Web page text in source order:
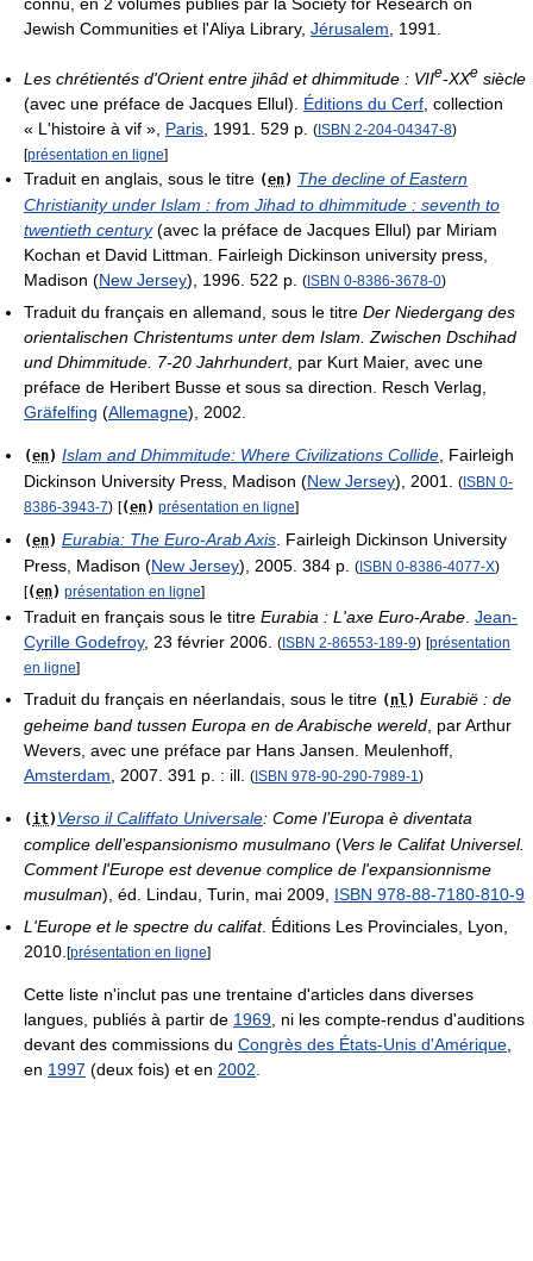
Jewish Communities et l'Aliya Library, Jérusalem , 1991.
Les chrétientés d'Orient entre jihâd et dhimmitude : VIIe-XXe siècle
(avec une préface de Jacques Ellul). Éditions du Cerf , collection
« L'histoire à vif », Paris , 1991. 529 p. (ISBN 2-204-04347-8)
[présentation en ligne]
Traduit en anglais, sous le titre (en) The decline of Eastern
Christianity under Islam : from Jihad to dhimmitude : seventh to
twentieth century(avec la préface de Jacques Ellul) par Miriam
Kochan et David Littman. Fairleigh Dickinson university press,
Madison (New Jersey), 1996. 522 p. (ISBN 0-8386-3678-0)
Traduit du français en allemand, sous le titre Der Niedergang des
orientalischen Christentums unter dem Islam. Zwischen Dschihad
und Dhimmitude. 7-20 Jahrhundert, par Kurt Maier, avec une
préface de Heribert Busse et sous sa direction. Resch Verlag,
Gräfelfing (Allemagne), 2002.
(en) Islam and Dhimmitude: Where Civilizations Collide , Fairleigh
Dickinson University Press, Madison (New Jersey), 2001. (ISBN 0-
8386-3943-7) [(en) présentation en ligne]
(en) Eurabia: The Euro-Arab Axis . Fairleigh Dickinson University
Press, Madison (New Jersey), 2005. 384 p. (ISBN 0-8386-4077-X)
[(en) présentation en ligne]
Traduit en français sous le titre Eurabia : L'axe Euro-Arabe Jean-
Cyrille Godefroy, 23 février 2006. (ISBN 2-86553-189-9) [présentation
en ligne]
Traduit du français en néerlandais, sous le titre (nl ) Eurabië : de
geheime band tussen Europa en de Arabische wereld , par Arthur
Wevers, avec une préface par Hans Jansen. Meulenhoff,
Amsterdam , 2007. 391 p. : ill. (ISBN 978-90-290-7989-1 )
(it) Verso il Califfato Universale: Come l’Europa è diventata
complice dell’espansionismo musulmano (Vers le Califat Universel.
Comment l'Europe est devenue complice de l'expansionnisme
musulman), éd. Lindau, Turin, mai 2009, ISBN 978-88-7180-810-9
L'Europe et le spectre du califat. Éditions Les Provinciales, Lyon,
2010. [présentation en ligne]
Cette liste n'inclut pas une trentaine d'articles dans diverses
langues, publiés à partir de 1969 , ni les compte-rendus d'auditions
devant des commissions du Congrès des États-Unis d'Amérique
en 1997 (deux fois) et en 2002